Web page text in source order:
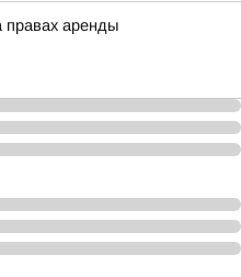
правах аренды